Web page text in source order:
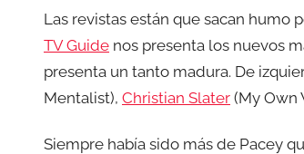
Las revistas están que sacan humo
TV Guide nos presenta los nuevos
presenta un tanto madura. De
Mentalist), Christian Slater (My Own
Siempre había sido más de Pacey